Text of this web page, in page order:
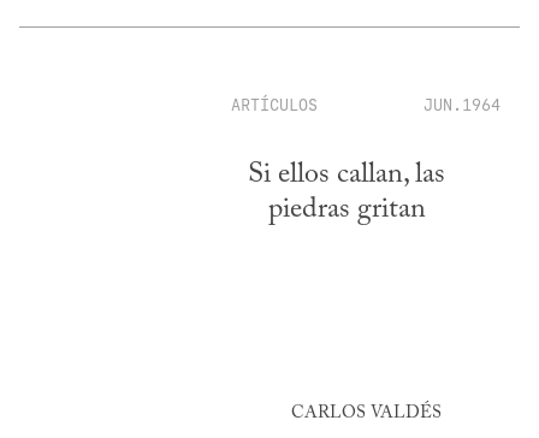
ARTÍCULOS JUN.1964
Si ellos callan, las
piedras gritan
CARLOS VALDÉS